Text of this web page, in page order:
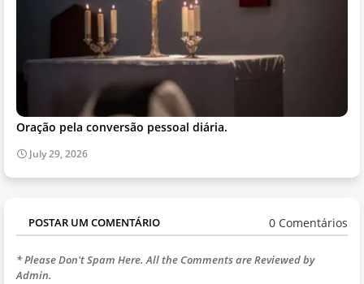
Oração pela conversão pessoal diária.
July 29, 2026
POSTAR UM COMENTÁRIO 0 Comentários
* Please Don't Spam Here. All the Comments are Reviewed by
Admin.